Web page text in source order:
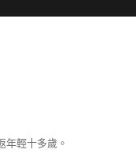
年輕十多歲。